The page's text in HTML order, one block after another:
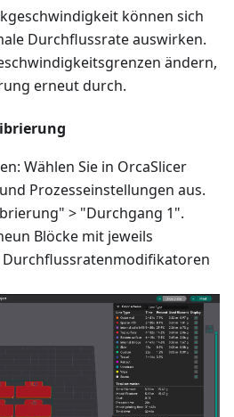
können sich
Durchflussrate auswirken.
ändern,
erneut durch.
Wählen Sie in OrcaSlicer
Prozesseinstellungen aus.
> "Durchgang 1".
Blöcke mit jeweils